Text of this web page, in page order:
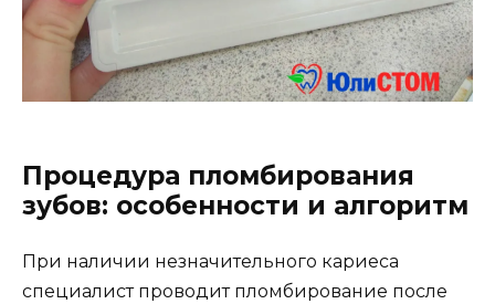
Процедура пломбирования
зубов: особенности и алгоритм
При наличии незначительного кариеса
специалист проводит пломбирование после